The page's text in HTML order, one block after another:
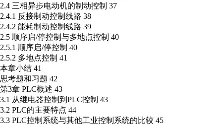
2.4 三相异步电动机的制动控制 37
2.4.1 反接制动控制线路 38
2.4.2 能耗制动控制线路 39
2.5 顺序启/停控制与多地点控制 40
2.5.1 顺序启/停控制 40
2.5.2 多地点控制 41
本章小结 41
思考题和习题 42
第3章 PLC概述 43
3.1 从继电器控制到PLC控制 43
3.2 PLC的主要特点 44
3.3 PLC控制系统与其他工业控制系统的比较 45